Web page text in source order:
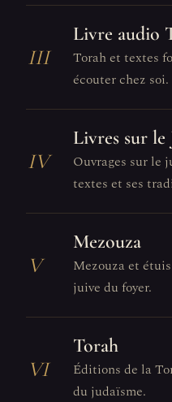
III
Livre audio
Torah et textes
écouter chez soi.
IV
Livres sur le
Ouvrages sur le
textes et ses
V
Mezouza
Mezouza et
juive du foyer.
VI
Torah
Éditions de la
du judaïsme.